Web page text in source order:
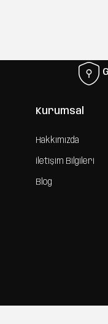
Kurumsal
Hakkımızda
İletişim Bilgileri
Blog